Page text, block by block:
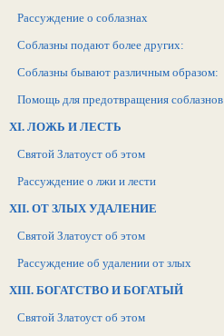
Рассуждение о соблазнах
Соблазны подают более других:
Соблазны бывают различным образом:
Помощь для предотвращения соблазнов
XI. ЛОЖЬ И ЛЕСТЬ
Святой Златоуст об этом
Рассуждение о лжи и лести
XII. ОТ ЗЛЫХ УДАЛЕНИЕ
Святой Златоуст об этом
Рассуждение об удалении от злых
XIII. БОГАТСТВО И БОГАТЫЙ
Святой Златоуст об этом